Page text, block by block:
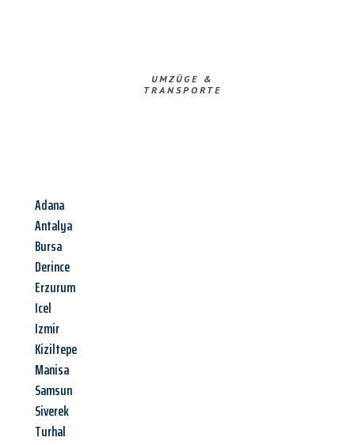
UMZÜGE &
TRANSPORTE
Adana
Antalya
Bursa
Derince
Erzurum
Icel
Izmir
Kiziltepe
Manisa
Samsun
Siverek
Turhal